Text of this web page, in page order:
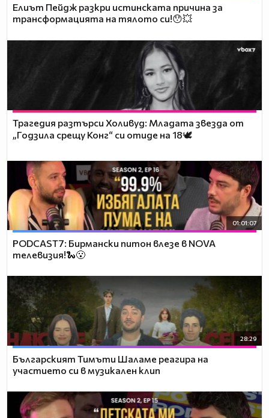
Елиът Пейдж разкри истинската причина за
трансформацията на тялото си!😯💥
Трагедия разтърси Холивуд: Младата звезда от
„Годзила срещу Конг“ си отиде на 18🕊️
01:01:07
PODCAST7: Бирмански питон влезе в NOVA
телевизия!🐍😮
28:29
Българският Тимъти Шаламе реагира на
участието си в музикален клип